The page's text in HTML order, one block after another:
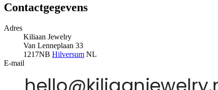
Contactgegevens
Adres
Kiliaan Jewelry
Van Lenneplaan 33
1217NB Hilversum NL
E-mail